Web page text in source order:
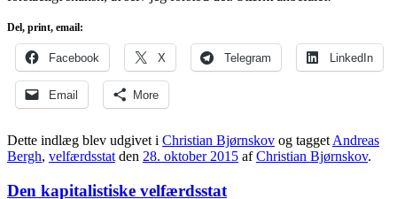
Del, print, email:
Facebook X Telegram LinkedIn
Email More
Dette indlæg blev udgivet i Christian Bjørnskov og tagget Andreas
Bergh, velfærdsstat den 28. oktober 2015 afChristian Bjørnskov.
Den kapitalistiske velfærdsstat